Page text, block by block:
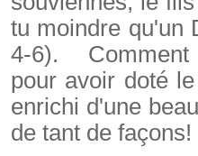
tu moindre qu'un
4-6).
pour avoir doté
enrichi d'une
de tant de façons!